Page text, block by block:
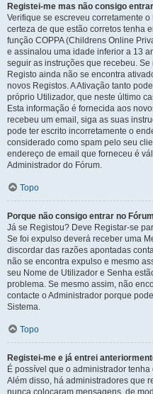
Registei-me mas não consigo
Verifique se escreveu corretamente
certeza de que estão corretos tenha
função COPPA (Childrens Online
e assinalou uma idade inferior a 13
seguir as instruções que recebeu.
Registo ainda não se encontra
novos Registos. A Ativação tanto
próprio Utilizador, que neste último
Esta informação é fornecida aos
recebeu um email, siga as suas
pode ter escrito incorretamente o
considerado como spam pelo seu
endereço de email que forneceu é
Administrador do Fórum.
Topo
Porque não consigo entrar no
Já se Registou? Deve Registar-se
Se foi expulso deverá receber uma
discordar das razões apontadas
não se encontra expulso e mesmo
seu Nome de Utilizador e Senha
problema. Se mesmo assim, não
contacte o Administrador porque
Sistema.
Topo
Registei-me e já entrei
É possível que o administrador
Além disso, há administradores que
nunca colocaram mensagens, de